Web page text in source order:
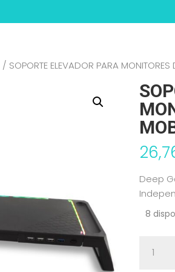
/ SOPORTE ELEVADOR PARA
Deep
8